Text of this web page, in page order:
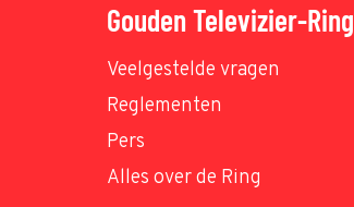
Gouden Televizier-Ring
Veelgestelde vragen
Reglementen
Pers
Alles over de Ring